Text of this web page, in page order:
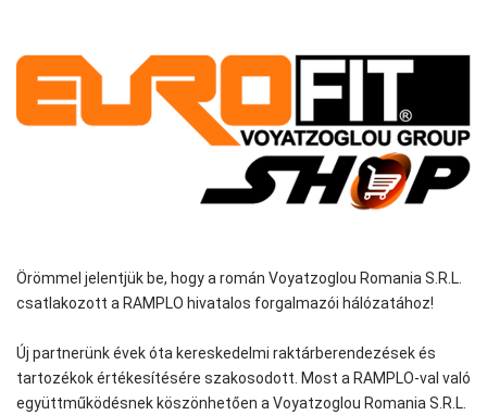
Örömmel jelentjük be, hogy a román Voyatzoglou Romania S.R.L.
csatlakozott a RAMPLO hivatalos forgalmazói hálózatához!
Új partnerünk évek óta kereskedelmi raktárberendezések és
tartozékok értékesítésére szakosodott. Most a RAMPLO-val való
együttműködésnek köszönhetően a Voyatzoglou Romania S.R.L.